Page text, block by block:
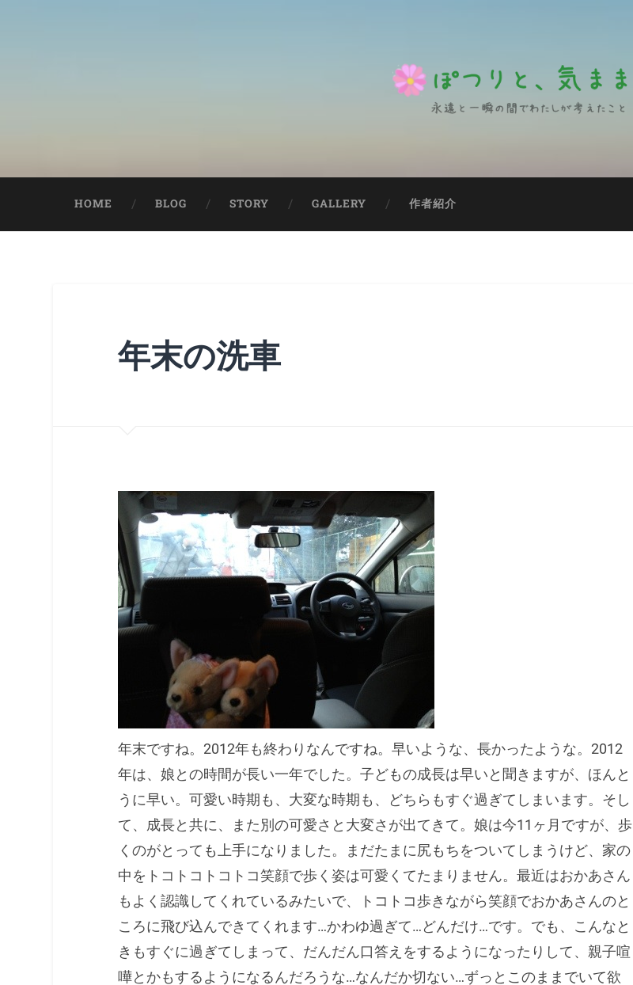
HOME BLOG STORY GALLERY 作者紹介
年末の洗車
年末ですね。2012年も終わりなんですね。早いような、長かったような。2012
年は、娘との時間が長い一年でした。子どもの成長は早いと聞きますが、ほんと
うに早い。可愛い時期も、大変な時期も、どちらもすぐ過ぎてしまいます。そし
て、成長と共に、また別の可愛さと大変さが出てきて。娘は今11ヶ月ですが、歩
くのがとっても上手になりました。まだたまに尻もちをついてしまうけど、家の
中をトコトコトコトコ笑顔で歩く姿は可愛くてたまりません。最近はおかあさん
もよく認識してくれているみたいで、トコトコ歩きながら笑顔でおかあさんのと
ころに飛び込んできてくれます…かわゆ過ぎて…どんだけ…です。でも、こんなと
きもすぐに過ぎてしまって、だんだん口答えをするようになったりして、親子喧
嘩とかもするようになるんだろうな…なんだか切ない…ずっとこのままでいて欲